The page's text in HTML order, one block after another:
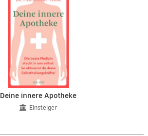
Deine innere Apotheke
Einsteiger